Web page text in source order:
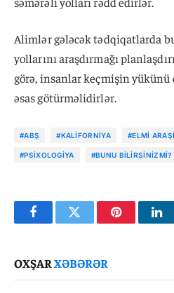
Alimlər gələcək tədqiqatlarda
yollarını araşdırmağı
görə, insanlar keçmişin yükünü
əsas götürməlidirlər.
#ABŞ #KALIFORNIYA #ELMI
#PSIXOLOGIYA #BUNU BILIRSINIZMI?
FacebookTwitter Pinterest
OXŞARXƏBƏRƏR